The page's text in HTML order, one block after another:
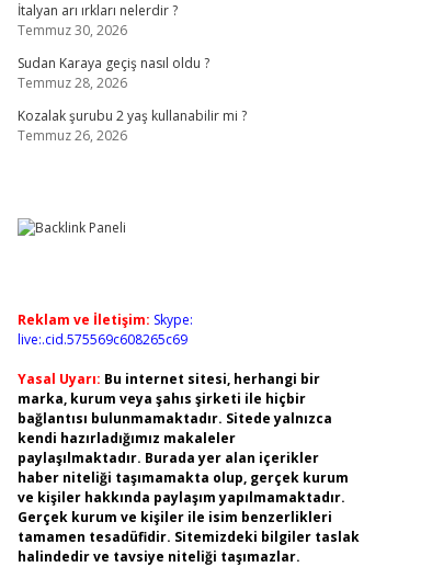
İtalyan arı ırkları nelerdir ?
Temmuz 30, 2026
Sudan Karaya geçiş nasıl oldu ?
Temmuz 28, 2026
Kozalak şurubu 2 yaş kullanabilir mi ?
Temmuz 26, 2026
Reklam ve İletişim: Skype:
live:.cid.575569c608265c69
Yasal Uyarı: Bu internet sitesi, herhangi bir
marka, kurum veya şahıs şirketi ile hiçbir
bağlantısı bulunmamaktadır. Sitede yalnızca
kendi hazırladığımız makaleler
paylaşılmaktadır. Burada yer alan içerikler
haber niteliği taşımamakta olup, gerçek kurum
ve kişiler hakkında paylaşım yapılmamaktadır.
Gerçek kurum ve kişiler ile isim benzerlikleri
tamamen tesadüfidir. Sitemizdeki bilgiler taslak
halindedir ve tavsiye niteliği taşımazlar.